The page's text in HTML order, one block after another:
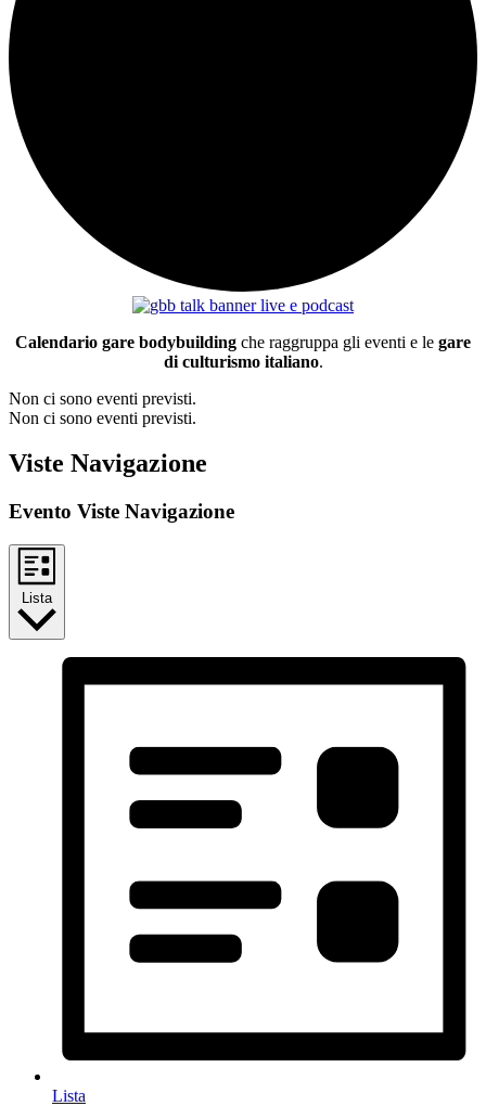
Calendario gare bodybuilding che raggruppa gli eventi e le gare
di culturismo italiano.
Non ci sono eventi previsti.
Non ci sono eventi previsti.
Viste Navigazione
Evento Viste Navigazione
Lista
Lista